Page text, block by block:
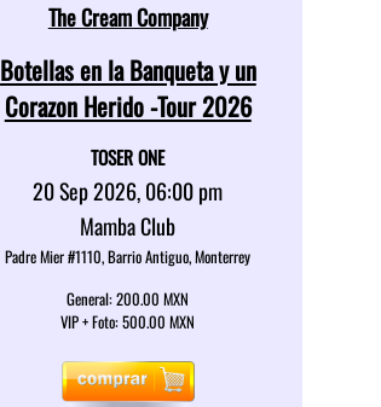
The Cream Company
Botellas en la Banqueta y un
Corazon Herido -Tour 2026
TOSER ONE
20 Sep 2026, 06:00 pm
Mamba Club
Padre Mier #1110, Barrio Antiguo, Monterrey
General: 200.00 MXN
VIP + Foto: 500.00 MXN